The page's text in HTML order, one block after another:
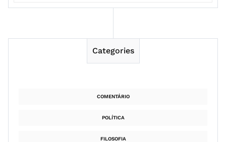
Categories
COMENTÁRIO
POLÍTICA
FILOSOFIA